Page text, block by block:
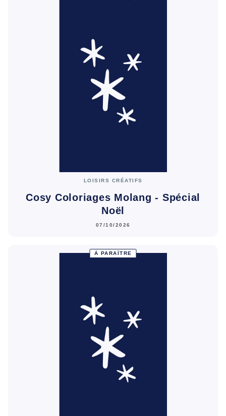
LOISIRS CRÉATIFS
Cosy Coloriages Molang - Spécial
Noël
07/10/2026
À PARAÎTRE